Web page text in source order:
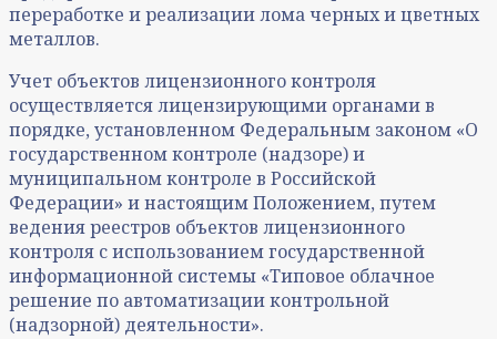
переработке и реализации лома черных и цветных
металлов.
Учет объектов лицензионного контроля
осуществляется лицензирующими органами в
порядке, установленном Федеральным законом «О
государственном контроле (надзоре) и
муниципальном контроле в Российской
Федерации» и настоящим Положением, путем
ведения реестров объектов лицензионного
контроля с использованием государственной
информационной системы «Типовое облачное
решение по автоматизации контрольной
(надзорной) деятельности».